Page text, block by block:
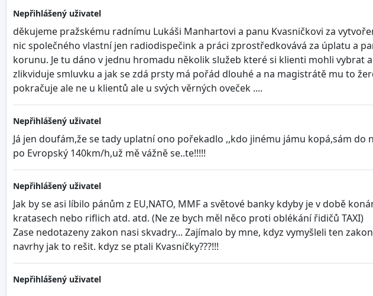
Nepřihlášený uživatel
děkujeme pražskému radnímu Lukáši Manhartovi a panu Kvasničkovi za
nic společného vlastní jen radiodispečink a práci zprostředkovává za úplatu a
korunu. Je tu dáno v jednu hromadu několik služeb které si klienti mohli vybrat
zlikviduje smluvku a jak se zdá prsty má pořád dlouhé a na magistrátě mu to
pokračuje ale ne u klientů ale u svých věrných oveček ....
Nepřihlášený uživatel
Já jen doufám,že se tady uplatní ono pořekadlo ,,kdo jinému jámu kopá,sám
po Evropský 140km/h,už mě vážně se..te!!!!!
Nepřihlášený uživatel
Jak by se asi líbilo pánům z EU,NATO, MMF a světové banky kdyby je v době
kratasech nebo riflich atd. atd. (Ne ze bych měl něco proti oblékání řidičů TAXI)
Zase nedotazeny zakon nasi skvadry... Zajímalo by mne, kdyz vymyšleli ten
navrhy jak to rešit. kdyz se ptali Kvasničky???!!!
Nepřihlášený uživatel